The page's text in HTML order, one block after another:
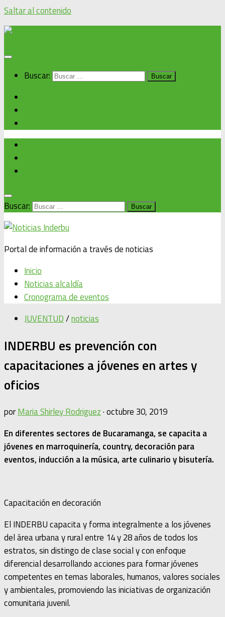
Saltar al contenido
Buscar:
Buscar:
Portal de información a través de noticias
Inicio
Noticias alcaldía
Cronograma de eventos
JUVENTUD/noticias
INDERBU es prevención con
capacitaciones a jóvenes en artes y
oficios
porMaria Shirley Rodriguez·octubre 30, 2019
En diferentes sectores de Bucaramanga, se capacita a
jóvenes en marroquinería, country, decoración para
eventos, inducción a la música, arte culinario y bisutería.
Capacitación en decoración
El INDERBU capacita y forma integralmente a los jóvenes
del área urbana y rural entre 14 y 28 años de todos los
estratos, sin distingo de clase social y con enfoque
diferencial desarrollando acciones para formar jóvenes
competentes en temas laborales, humanos, valores sociales
y ambientales, promoviendo las iniciativas de organización
comunitaria juvenil.